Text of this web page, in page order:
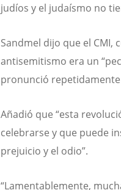
judíos y el judaísmo no
Sandmel dijo que el CMI,
antisemitismo era un
pronunció
Añadió que “esta
celebrarse y que puede
prejuicio y el odio”.
“Lamentablemente,